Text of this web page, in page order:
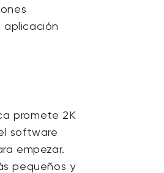
aplicación
promete 2K
software
empezar.
pequeños y